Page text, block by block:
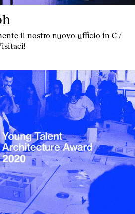
il nostro nuovo ufficio in C /